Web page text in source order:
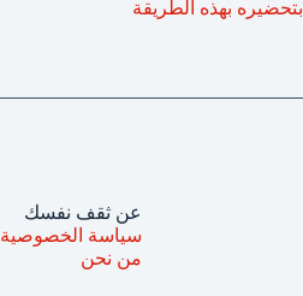
بتحضيره بهذه الطريقة
عن ثقف نفسك
سياسة الخصوصية
من نحن